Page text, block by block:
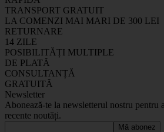
TRANSPORT GRATUIT
LA COMENZI MAI MARI DE 300 LEI
RETURNARE
14 ZILE
POSIBILITĂȚI MULTIPLE
DE PLATĂ
CONSULTANȚĂ
GRATUITĂ
Newsletter
Abonează-te la newsletterul nostru pentru
recente noutăți.
Mă abonez